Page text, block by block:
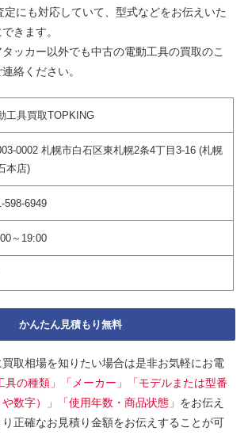
定にも対応していて、型式などをお伝えいた
きます。
ッカー以外でも中古の電動工具の買取のこ
絡ください。
工具買取TOPKING
0002 札幌市白石区東札幌2条4丁目3-16 (札幌
本店)
598-6949
～19:00
かんたん見積もり無料
取相場を知りたい場合は是非お気軽にお電
具の種類」「メーカー」「モデルまたは型番
や数字）」「使用年数・商品状態」 をお伝え
正確なお見積り金額をお伝えすることが可